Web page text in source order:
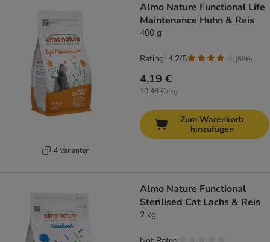
4 Varianten
Almo Nature Functional Life
Maintenance Huhn & Reis
400 g
4,19 €
10,48 € / kg
Rating: 4.2/5 (596)
Zum Warenkorb
hinzufügen
Almo Nature Functional
Sterilised Cat Lachs & Reis
2 kg